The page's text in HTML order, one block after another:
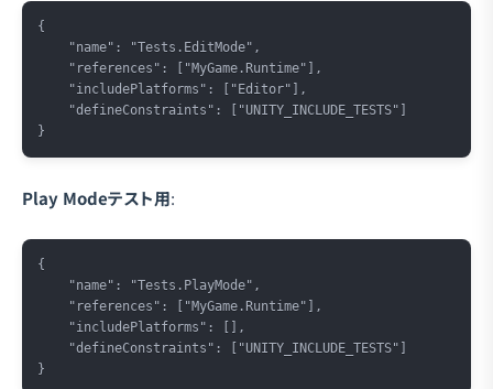
{
    "name": "Tests.EditMode",
    "references": ["MyGame.Runtime"],
    "includePlatforms": ["Editor"],
    "defineConstraints": ["UNITY_INCLUDE_TESTS"]
Play Modeテスト用:
{
    "name": "Tests.PlayMode",
    "references": ["MyGame.Runtime"],
    "includePlatforms": [],
    "defineConstraints": ["UNITY_INCLUDE_TESTS"]